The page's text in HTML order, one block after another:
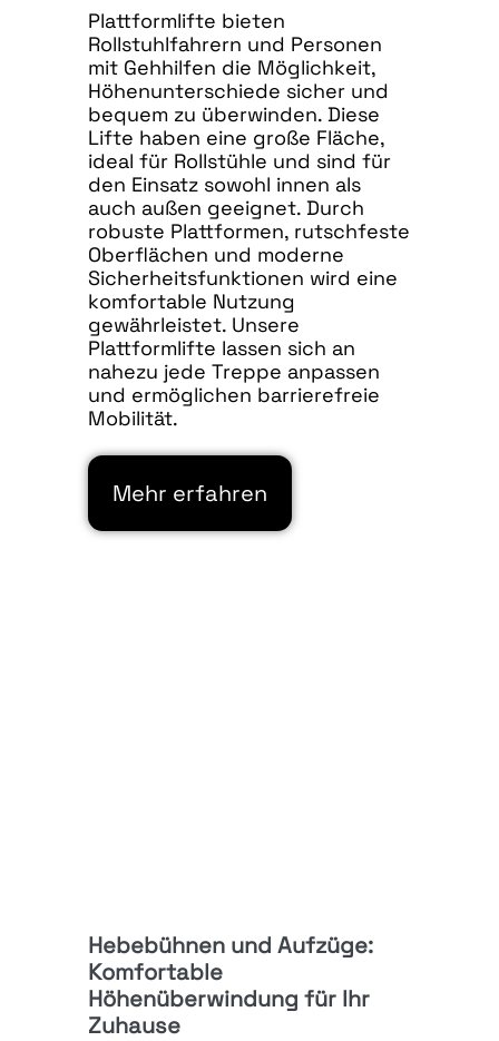
Plattformlifte bieten
Rollstuhlfahrern und Personen
mit Gehhilfen die Möglichkeit,
Höhenunterschiede sicher und
bequem zu überwinden. Diese
Lifte haben eine große Fläche,
ideal für Rollstühle und sind für
den Einsatz sowohl innen als
auch außen geeignet. Durch
robuste Plattformen, rutschfeste
Oberflächen und moderne
Sicherheitsfunktionen wird eine
komfortable Nutzung
gewährleistet. Unsere
Plattformlifte lassen sich an
nahezu jede Treppe anpassen
und ermöglichen barrierefreie
Mobilität.
Mehr erfahren
Hebebühnen und Aufzüge:
Komfortable
Höhenüberwindung für Ihr
Zuhause